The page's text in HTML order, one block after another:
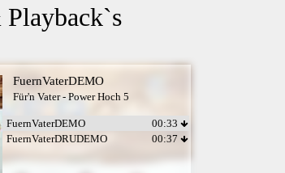
FuernVaterDEMO
Für'n Vater - Power Hoch 5
FuernVaterDEMO
00:33
FuernVaterDRUDEMO
00:37